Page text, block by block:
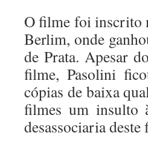
O filme foi inscrito
Berlim, onde
de Prata. Apesar
filme, Pasolini
cópias de baixa
filmes um insulto
desassociaria